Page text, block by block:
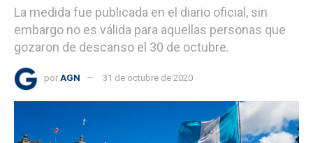
La medida fue publicada en el diario oficial, sin
embargo no es válida para aquellas personas que
gozaron de descanso el 30 de octubre.
por AGN 31 de octubre de 2020